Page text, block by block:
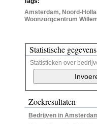
Amsterdam, Noord-
Woonzorgcentrum
Statistische gegevens
Statistieken over
Zoekresultaten
Bedrijven in